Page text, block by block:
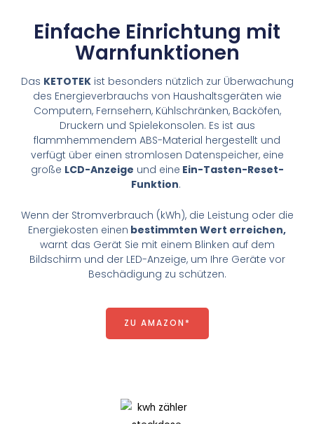
Einfache Einrichtung mit
Warnfunktionen
Das KETOTEKist besonders nützlich zur Überwachung
des Energieverbrauchs von Haushaltsgeräten wie
Computern, Fernsehern, Kühlschränken, Backöfen,
Druckern und Spielekonsolen. Es ist aus
flammhemmendem ABS-Material hergestellt und
verfügt über einen stromlosen Datenspeicher, eine
große LCD-Anzeige und eine Ein-Tasten-Reset-
Funktion.
Wenn der Stromverbrauch (kWh), die Leistung oder die
Energiekosten einen bestimmten Wert erreichen,
warnt das Gerät Sie mit einem Blinken auf dem
Bildschirm und der LED-Anzeige, um Ihre Geräte vor
Beschädigung zu schützen.
ZU AMAZON*